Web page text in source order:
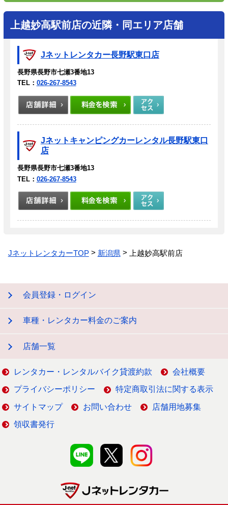
上越妙高駅前店の近隣・同エリア店舗
Jネットレンタカー長野駅東口店
長野県長野市七瀬3番地13
TEL： 026-267-8543
Jネットキャンピングカーレンタル長野駅東口
店
長野県長野市七瀬3番地13
TEL： 026-267-8543
JネットレンタカーTOP 新潟県 上越妙高駅前店
会員登録・ログイン
車種・レンタカー料金のご案内
店舗一覧
レンタカー・レンタルバイク貸渡約款 会社概要
プライバシーポリシー 特定商取引法に関する表示
サイトマップ お問い合わせ 店舗用地募集
領収書発行